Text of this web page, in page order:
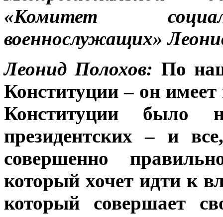
«Комитет
военнослужащих»
Леонид Полохов: По
Конституции – он
Конституции было
президентских – и
совершенно
который хочет идти к
который совершает